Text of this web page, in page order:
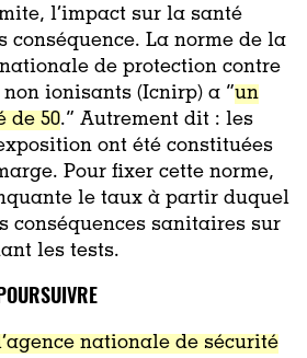
l’impact sur la santé
conséquence. La norme de la
de protection contre
ionisants (Icnirp) a “un
de 50.” Autrement dit : les
ont été constituées
Pour fixer cette norme,
le taux à partir duquel
conséquences sanitaires sur
les tests.
nationale de sécurité